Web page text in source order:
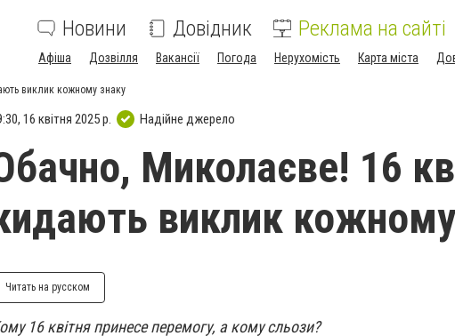
Новини Довідник Реклама на сайті
Афіша Дозвілля Вакансії Погода Нерухомість Карта міста
виклик кожному знаку
16 квітня 2025 р. Надійне джерело
Миколаєве! 16
виклик
Читать на русском
16 квітня принесе перемогу, а кому сльози?